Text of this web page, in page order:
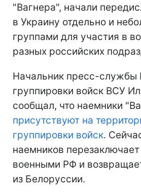
"Вагнера", начали
в Украину отдельно и
группами для участия в
разных российских
Начальник пресс-службы
группировки войск ВСУ
сообщал, что наемники
присутствуют на
группировки войск.
наемников
военными РФ и
из Белоруссии.